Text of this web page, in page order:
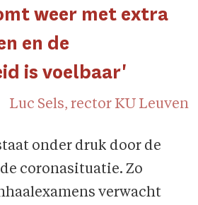
weer met extra
en de
is voelbaar'
Luc Sels, rector KU Leuven
onder druk door de
coronasituatie. Zo
verwacht